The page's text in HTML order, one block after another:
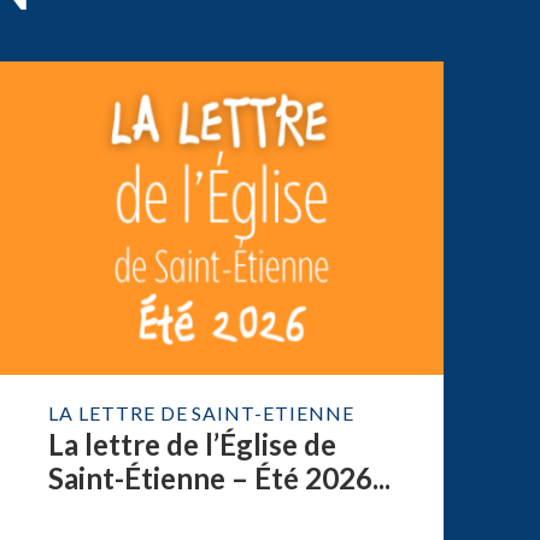
LA LETTRE DE SAINT-ETIENNE
La lettre de l’Église de
Saint-Étienne – Été 2026...